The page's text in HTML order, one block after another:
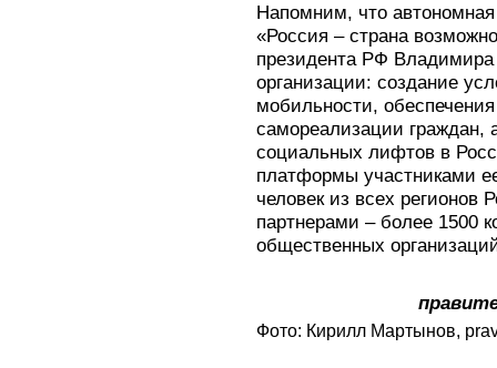
Напомним, что
«Россия – страна
президента РФ
организации: создание
мобильности,
самореализации граждан,
социальных лифтов в
платформы участниками
человек из всех регионов
партнерами – более 1500
общественных
Фото: Кирилл Мартынов,